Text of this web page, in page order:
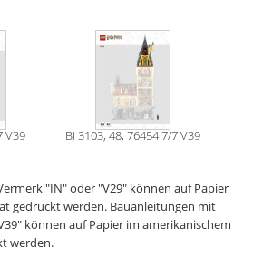
V39 BI 3103, 48, 76454 7/7 V39
"IN" oder "V29" können auf Papier
gedruckt werden. Bauanleitungen mit
können auf Papier im amerikanischem
werden.